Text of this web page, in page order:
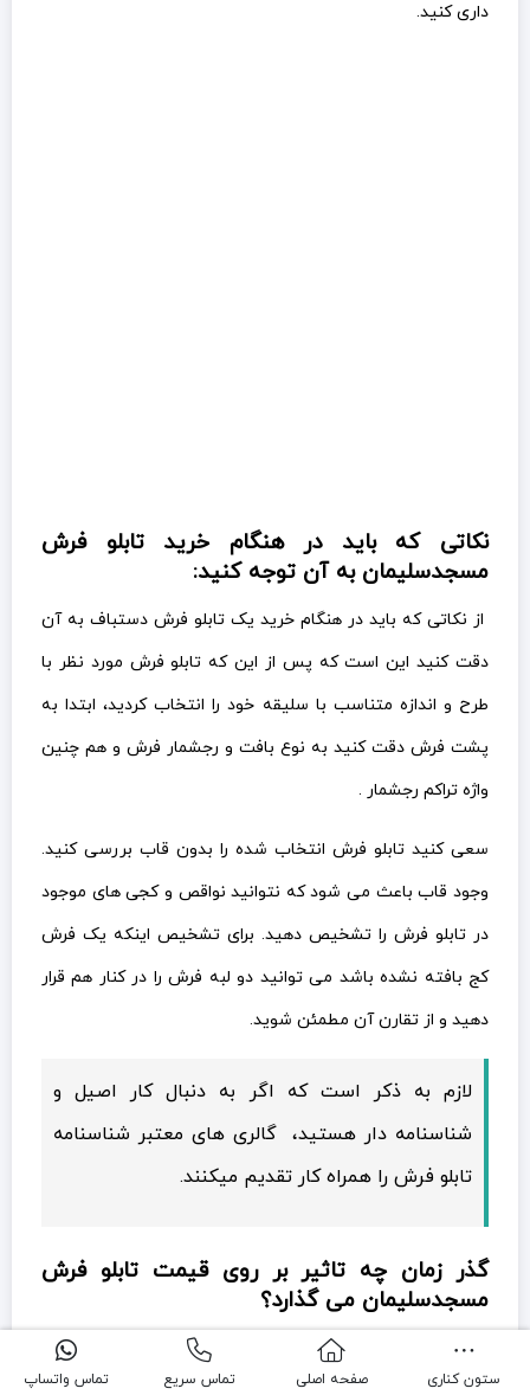
داری کنید.
نکاتی که باید در هنگام خرید تابلو فرش
مسجدسلیمان به آن توجه کنید:
از نکاتی که باید در هنگام خرید یک تابلو فرش دستباف به آن
دقت کنید این است که پس از این که تابلو فرش مورد نظر با
طرح و اندازه متناسب با سلیقه خود را انتخاب کردید، ابتدا به
پشت فرش دقت کنید به نوع بافت و رجشمار فرش و هم چنین
واژه تراکم رجشمار .
سعی کنید تابلو فرش انتخاب شده را بدون قاب بررسی کنید.
وجود قاب باعث می شود که نتوانید نواقص و کجی های موجود
در تابلو فرش را تشخیص دهید. برای تشخیص اینکه یک فرش
کج بافته نشده باشد می توانید دو لبه فرش را در کنار هم قرار
دهید و از تقارن آن مطمئن شوید.
لازم به ذکر است که اگر به دنبال کار اصیل و
شناسنامه دار هستید، گالری های معتبر شناسنامه
تابلو فرش را همراه کار تقدیم میکنند.
گذر زمان چه تاثیر بر روی قیمت تابلو فرش
مسجدسلیمان می گذارد؟
فرش مانند باقی اجناس نیست که با گذر زمان، قیمت آن افت
ستون کناری صفحه اصلی تماس سریع تماس واتساپ